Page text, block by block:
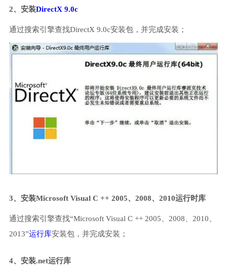
2、安装DirectX 9.0c
通过搜索引擎查找DirectX 9.0c安装包，并完成安装；
3、安装Microsoft Visual C ++ 2005、2008、2010运行时库
通过搜索引擎查找“Microsoft Visual C ++ 2005、2008、2010、
2013”运行库安装包，并完成安装；
4、安装.net运行库